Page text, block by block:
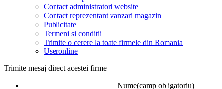
Contact administratori website
Contact reprezentant vanzari magazin
Publicitate
Termeni si conditii
Trimite o cerere la toate firmele din Romania
Useronline
Trimite mesaj direct acestei firme
Nume(camp obligatoriu)